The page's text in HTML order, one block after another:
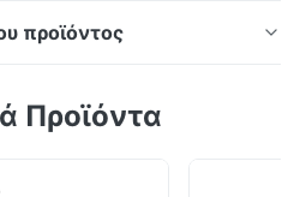
προϊόντος
σχεδιαστεί για
Προϊόντα